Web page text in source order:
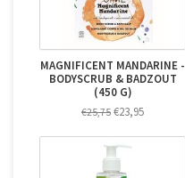
MAGNIFICENT MANDARINE -
BODYSCRUB & BADZOUT
(450 G)
€25,75 €23,95